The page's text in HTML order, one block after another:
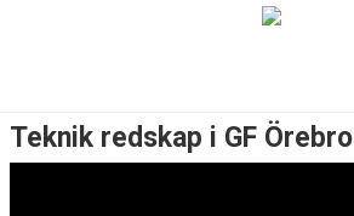
DOKUMENT
Teknik redskap i GF Örebro